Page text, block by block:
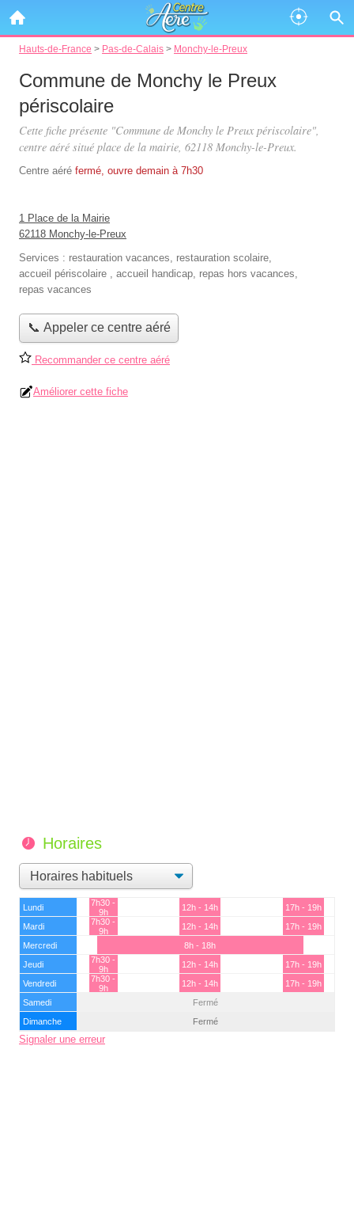
Hauts-de-France > Pas-de-Calais > Monchy-le-Preux
Commune de Monchy le Preux
périscolaire
Cette fiche présente "Commune de Monchy le Preux périscolaire",
centre aéré situé place de la mairie, 62118 Monchy-le-Preux.
Centre aéré fermé, ouvre demain à 7h30
1 Place de la Mairie
62118 Monchy-le-Preux
Services : restauration vacances, restauration scolaire,
accueil périscolaire , accueil handicap, repas hors vacances,
repas vacances
📞 Appeler ce centre aéré
Recommander ce centre aéré
Améliorer cette fiche
Horaires
Lundi
7h30 -
9h
12h - 14h
17h - 19h
Mardi
7h30 -
9h
12h - 14h
17h - 19h
Mercredi
8h - 18h
Jeudi
7h30 -
9h
12h - 14h
17h - 19h
Vendredi
7h30 -
9h
12h - 14h
17h - 19h
Samedi
Fermé
Dimanche
Fermé
Signaler une erreur